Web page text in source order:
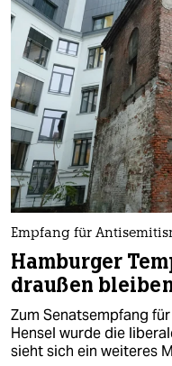
Empfang für
Hamburger
draußen
Zum Senatsempfang
Hensel wurde die
sieht sich ein weiteres